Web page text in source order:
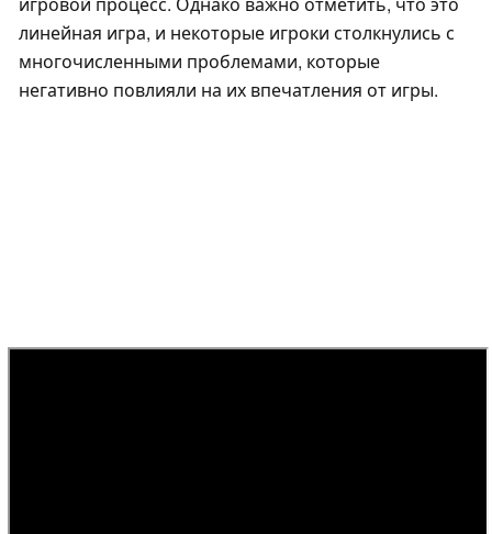
линейная игра, и некоторые игроки столкнулись с
многочисленными проблемами, которые
негативно повлияли на их впечатления от игры.